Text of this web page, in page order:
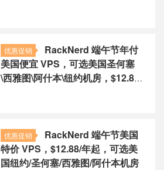
优惠促销
RackNerd 端午节年付
美国便宜 VPS，可选美国圣何塞
\西雅图\阿什本\纽约机房，$12.88
优惠促销
RackNerd 端午节美国
特价 VPS，$12.88/年起，可选美
国纽约/圣何塞/西雅图/阿什本机房